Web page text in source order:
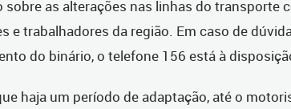
sobre as alterações nas linhas do transporte
e trabalhadores da região. Em caso de
do binário, o telefone 156 está à
haja um período de adaptação, até o